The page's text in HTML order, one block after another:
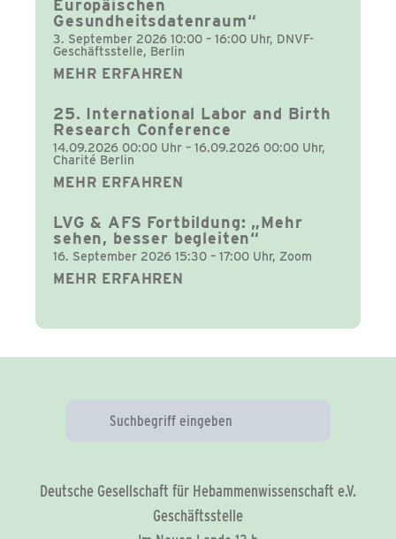
Europäischen
Gesundheitsdatenraum“
3. September 2026 10:00 – 16:00 Uhr, DNVF-
Geschäftsstelle, Berlin
MEHR ERFAHREN
25. International Labor and Birth
Research Conference
14.09.2026 00:00 Uhr – 16.09.2026 00:00 Uhr,
Charité Berlin
MEHR ERFAHREN
LVG & AFS Fortbildung: „Mehr
sehen, besser begleiten“
16. September 2026 15:30 – 17:00 Uhr, Zoom
MEHR ERFAHREN
Deutsche Gesellschaft für Hebammenwissenschaft e.V.
Geschäftsstelle